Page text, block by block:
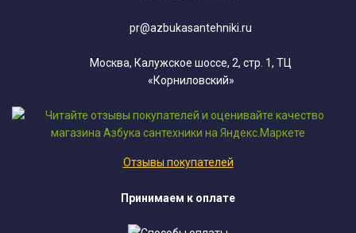
pr@azbukasantehniki.ru
Москва, Калужское шоссе, 2, стр. 1, ТЦ
«Корниловский»
Отзывы покупателей
Принимаем к оплате